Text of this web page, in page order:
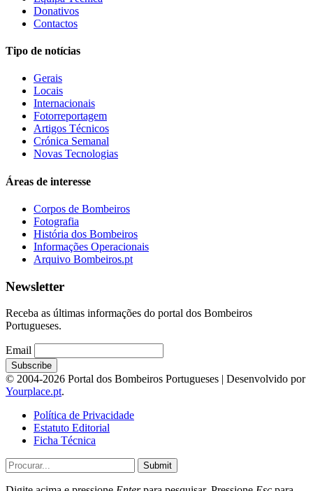
Donativos
Contactos
Tipo de notícias
Gerais
Locais
Internacionais
Fotorreportagem
Artigos Técnicos
Crónica Semanal
Novas Tecnologias
Áreas de interesse
Corpos de Bombeiros
Fotografia
História dos Bombeiros
Informações Operacionais
Arquivo Bombeiros.pt
Newsletter
Receba as últimas informações do portal dos Bombeiros
Portugueses.
Email
© 2004-2026 Portal dos Bombeiros Portugueses | Desenvolvido por
Yourplace.pt.
Política de Privacidade
Estatuto Editorial
Ficha Técnica
Submit